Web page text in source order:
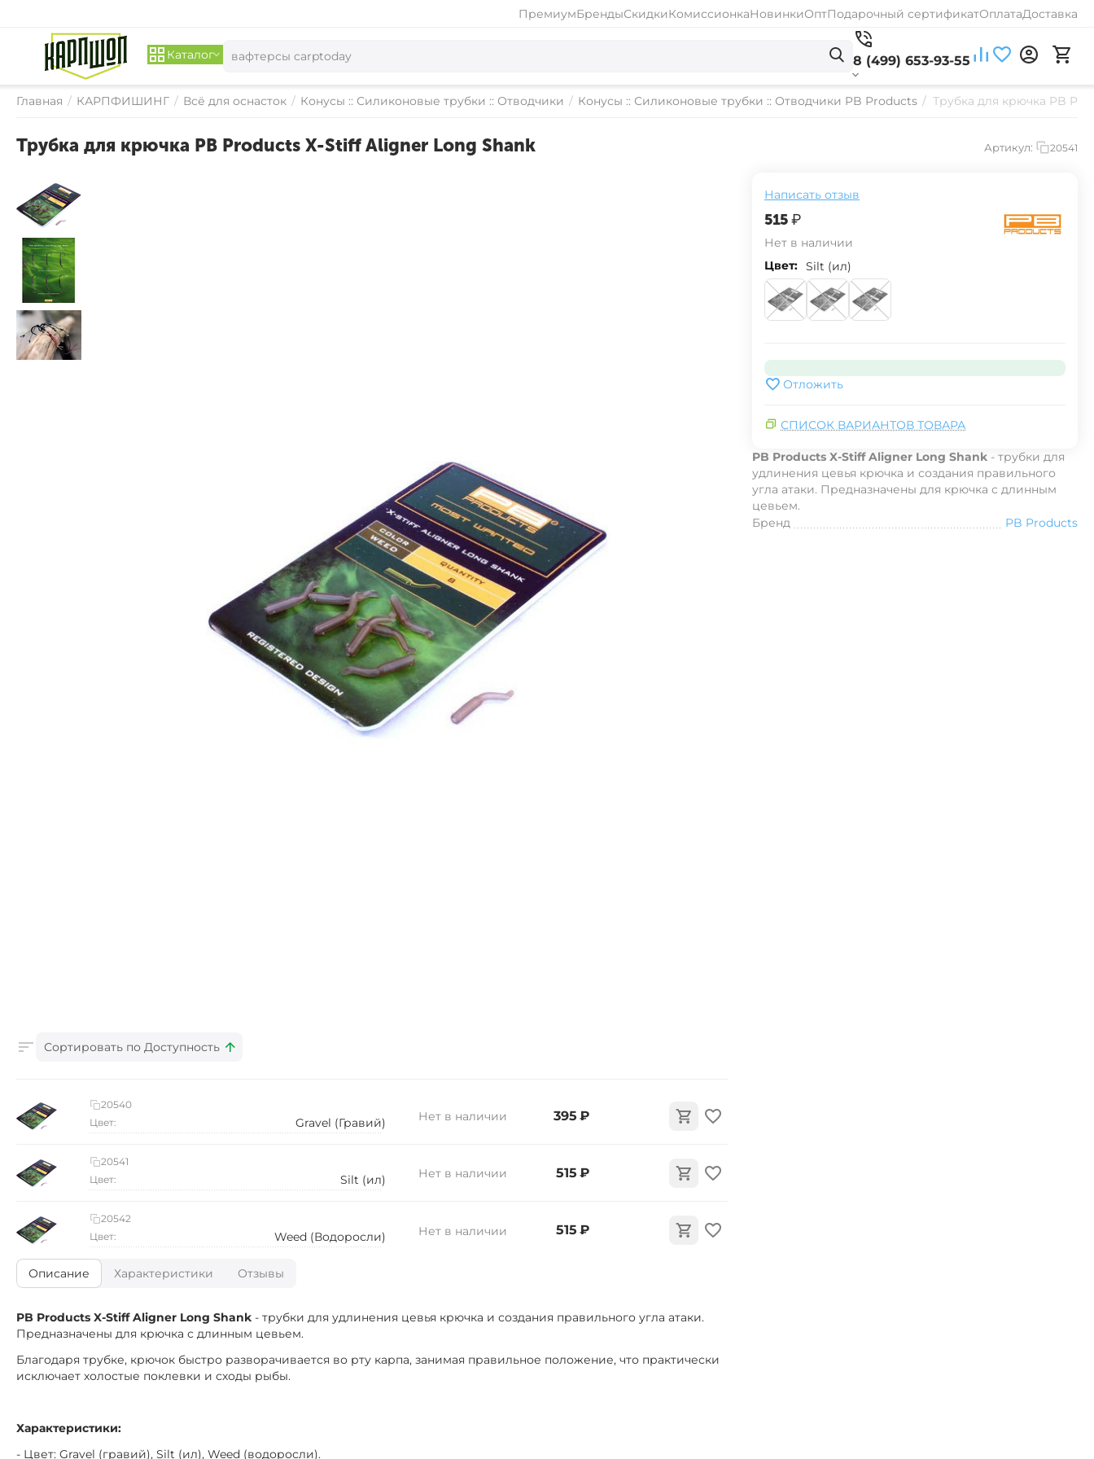
ПремиумБрендыСкидкиКомиссионкаНовинкиОптПодарочный сертификатОплатаДоставка
Каталог 8 (499) 653-93-55
Главная / КАРПФИШИНГ / Всё для оснасток / Конусы :: Силиконовые трубки :: Отводчики / Конусы :: Силиконовые трубки :: Отводчики PB Products / Трубка для крючка PB
Трубка для крючка PB Products X-Stiff Aligner Long Shank Артикул: 20541
Написать отзыв
‍515‍₽
Нет в наличии
Цвет: Silt (ил)
Отложить
СПИСОК ВАРИАНТОВ ТОВАРА
PB Products X-Stiff Aligner Long Shank - трубки для
удлинения цевья крючка и создания правильного
угла атаки. Предназначены для крючка с длинным
цевьем.
Бренд
PB Products
Сортировать по Доступность
Нет в наличии ‍395‍ ₽
20540
Цвет:
Gravel (Гравий)
Нет в наличии ‍515‍ ₽
20541
Цвет:
Silt (ил)
Нет в наличии ‍515‍ ₽
20542
Цвет:
Weed (Водоросли)
Описание Характеристики Отзывы
PB Products X-Stiff Aligner Long Shank - трубки для удлинения цевья крючка и создания правильного угла атаки.
Предназначены для крючка с длинным цевьем.
Благодаря трубке, крючок быстро разворачивается во рту карпа, занимая правильное положение, что практически
исключает холостые поклевки и сходы рыбы.
Характеристики:
- Цвет: Gravel (гравий), Silt (ил), Weed (водоросли).